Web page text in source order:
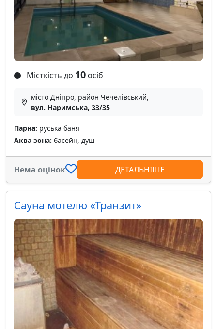
Місткість до 10 осіб
місто Дніпро, район Чечелівський,
вул. Наримська, 33/35
Парна: руська баня
Аква зона: басейн, душ
Нема оцінок ДЕТАЛЬНІШЕ
Сауна мотелю «Транзит»